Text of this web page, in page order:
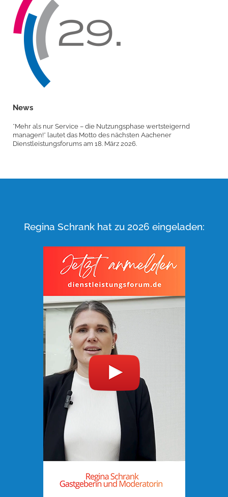
News
*Mehr als nur Service – die Nutzungsphase wertsteigernd
managen!* lautet das Motto des nächsten Aachener
Dienstleistungsforums am 18. März 2026.
Regina Schrank hat zu 2026 eingeladen: